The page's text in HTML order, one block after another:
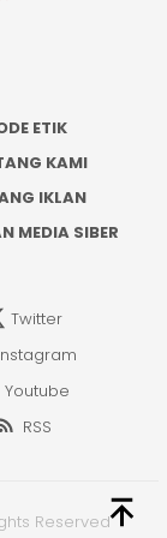
ETIK
KAMI
IKLAN
MEDIA SIBER
Twitter
Youtube
RSS
Reserved